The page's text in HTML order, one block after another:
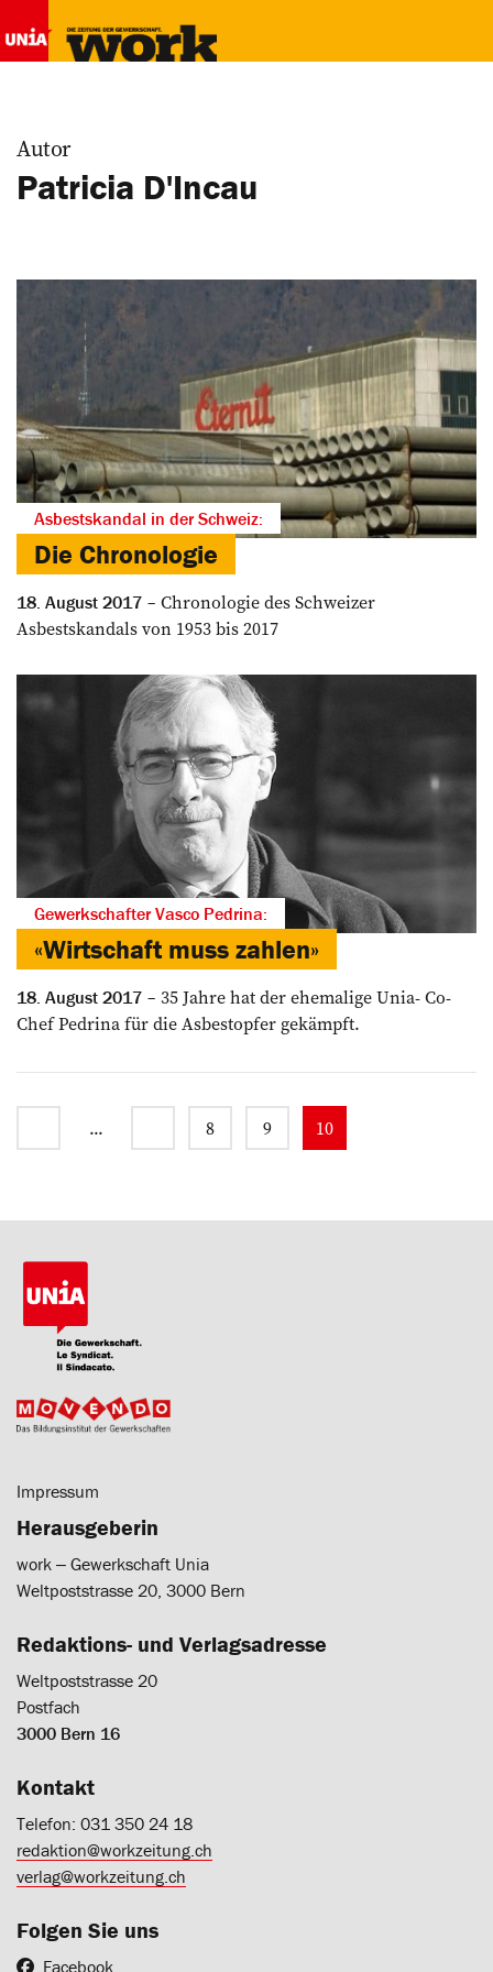
Autor
Patricia D'Incau
Asbestskandal in der Schweiz:
Die Chronologie
18. August 2017
Chronologie des Schweizer
Asbestskandals von 1953 bis 2017
Gewerkschafter Vasco Pedrina:
«Wirtschaft muss zahlen»
18. August 2017
35 Jahre hat der ehemalige Unia- Co-
Chef Pedrina für die Asbestopfer gekämpft.
... 8 9 10
Impressum
Herausgeberin
work ‒ Gewerkschaft Unia
Weltpoststrasse 20, 3000 Bern
Redaktions- und Verlagsadresse
Weltpoststrasse 20
Postfach
3000 Bern 16
Kontakt
Telefon: 031 350 24 18
redaktion@workzeitung.ch
verlag@workzeitung.ch
Folgen Sie uns
Facebook